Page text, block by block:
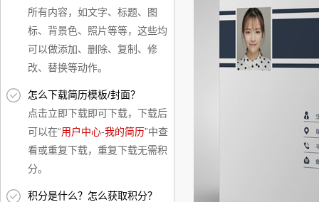
所有内容，如文字、标题、图
标、背景色、照片等等，这些均
可以做添加、删除、复制、修
改、替换等动作。
怎么下载简历模板/封面？
点击立即下载即可下载，下载后
可以在“用户中心-我的简历”中查
看或重复下载，重复下载无需积
分。
积分是什么？怎么获取积分？